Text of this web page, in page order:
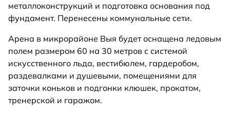
металлоконструкций и подготовка основания под
фундамент. Перенесены коммунальные сети.
Арена в микрорайоне Выя будет оснащена ледовым
полем размером 60 на 30 метров с системой
искусственного льда, вестибюлем, гардеробом,
раздевалками и душевыми, помещениями для
заточки коньков и подгонки клюшек, прокатом,
тренерской и гаражом.